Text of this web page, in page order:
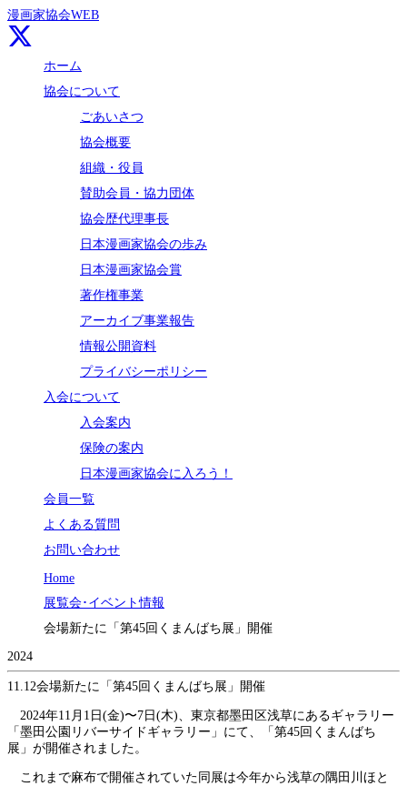
漫画家協会WEB
ホーム
協会について
ごあいさつ
協会概要
組織・役員
賛助会員・協力団体
協会歴代理事長
日本漫画家協会の歩み
日本漫画家協会賞
著作権事業
アーカイブ事業報告
情報公開資料
プライバシーポリシー
入会について
入会案内
保険の案内
日本漫画家協会に入ろう！
会員一覧
よくある質問
お問い合わせ
Home
展覧会･イベント情報
会場新たに「第45回くまんばち展」開催
2024
11.12会場新たに「第45回くまんばち展」開催
2024年11月1日(金)〜7日(木)、東京都墨田区浅草にあるギャラリー
「墨田公園リバーサイドギャラリー」にて、「第45回くまんばち
展」が開催されました。
これまで麻布で開催されていた同展は今年から浅草の隅田川ほと